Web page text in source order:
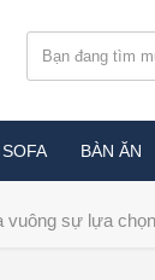
SOFA BÀN ĂN
vuông sự lựa